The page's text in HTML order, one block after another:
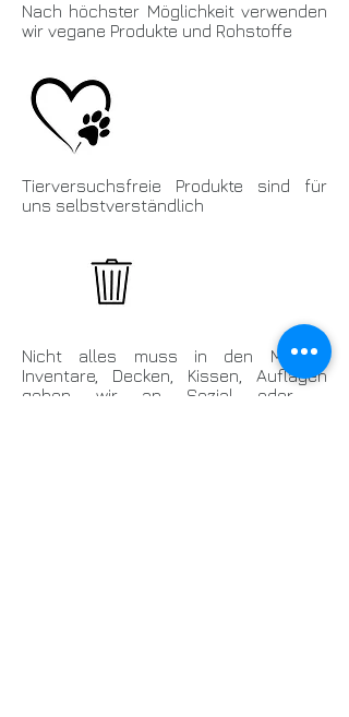
Nach höchster Möglichkeit verwenden
wir vegane Produkte und Rohstoffe
Tierversuchsfreie Produkte sind für
uns selbstverständlich
Nicht alles muss in den Müll -
Inventare, Decken, Kissen, Auflagen
geben wir an Sozial oder -